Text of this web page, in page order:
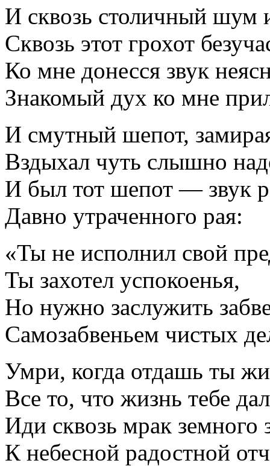
И сквозь столичный шум
Сквозь этот грохот
Ко мне донесся звук
Знакомый дух ко мне
И смутный шепот,
Вздыхал чуть слышно
И был тот шепот — звук
Давно утраченного рая:
«Ты не исполнил свой
Ты захотел успокоенья,
Но нужно заслужить
Самозабвеньем чистых
Умри, когда отдашь ты
Все то, что жизнь тебе
Иди сквозь мрак земного
К небесной радостной